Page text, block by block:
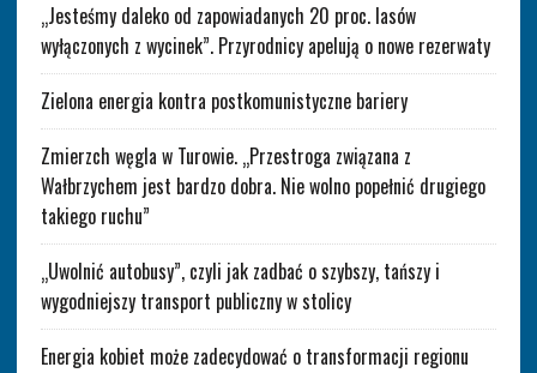
„Jesteśmy daleko od zapowiadanych 20 proc. lasów
wyłączonych z wycinek”. Przyrodnicy apelują o nowe rezerwaty
Zielona energia kontra postkomunistyczne bariery
Zmierzch węgla w Turowie. „Przestroga związana z
Wałbrzychem jest bardzo dobra. Nie wolno popełnić drugiego
takiego ruchu”
„Uwolnić autobusy”, czyli jak zadbać o szybszy, tańszy i
wygodniejszy transport publiczny w stolicy
Energia kobiet może zadecydować o transformacji regionu